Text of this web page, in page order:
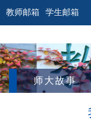
教师邮箱 学生邮箱
师大故事